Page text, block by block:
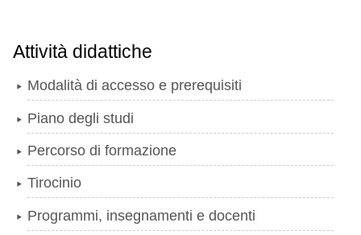
Attività didattiche
Modalità di accesso e prerequisiti
Piano degli studi
Percorso di formazione
Tirocinio
Programmi, insegnamenti e docenti